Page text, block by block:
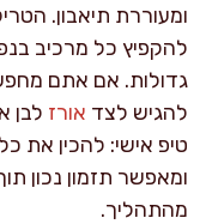
ומעוררת תיאבון.
להקפיץ כל מרכיב
גדולות. אם אתם
להגיש לצד אורז לבן
טיפ אישי: להכין את
ומאפשר תזמון נכון
מהתהליך.